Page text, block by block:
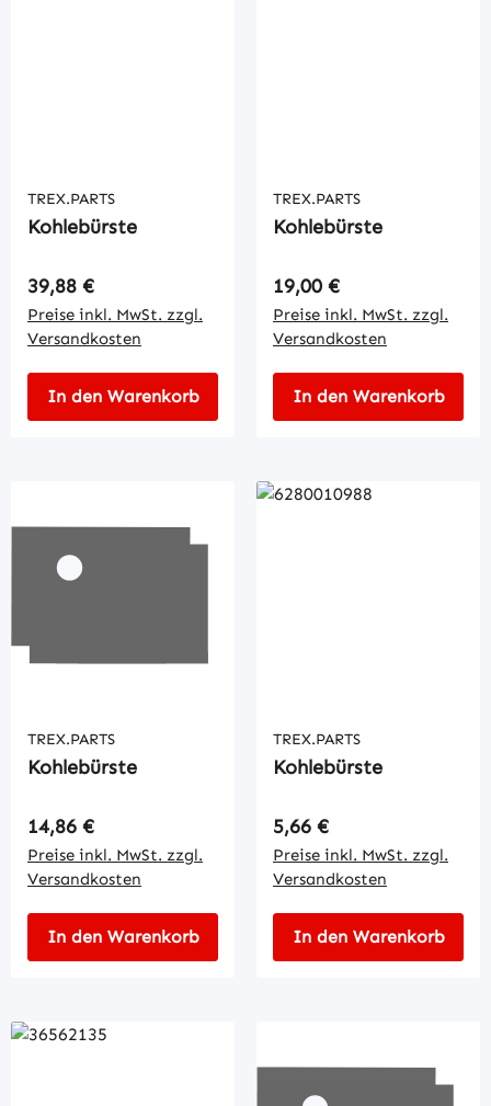
TREX.PARTS
Kohlebürste
Regulärer Preis:
39,88 €
Preise inkl. MwSt. zzgl.
Versandkosten
In den Warenkorb
TREX.PARTS
Kohlebürste
Regulärer Preis:
19,00 €
Preise inkl. MwSt. zzgl.
Versandkosten
In den Warenkorb
TREX.PARTS
Kohlebürste
Regulärer Preis:
14,86 €
Preise inkl. MwSt. zzgl.
Versandkosten
In den Warenkorb
TREX.PARTS
Kohlebürste
Regulärer Preis:
5,66 €
Preise inkl. MwSt. zzgl.
Versandkosten
In den Warenkorb